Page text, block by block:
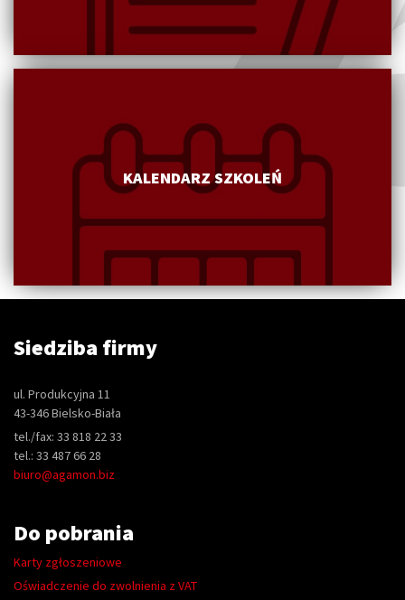
KALENDARZ SZKOLEŃ
Siedziba firmy
ul. Produkcyjna 11
43-346 Bielsko-Biała
tel./fax: 33 818 22 33
tel.: 33 487 66 28
biuro@agamon.biz
Do pobrania
Karty zgłoszeniowe
Oświadczenie do zwolnienia z VAT